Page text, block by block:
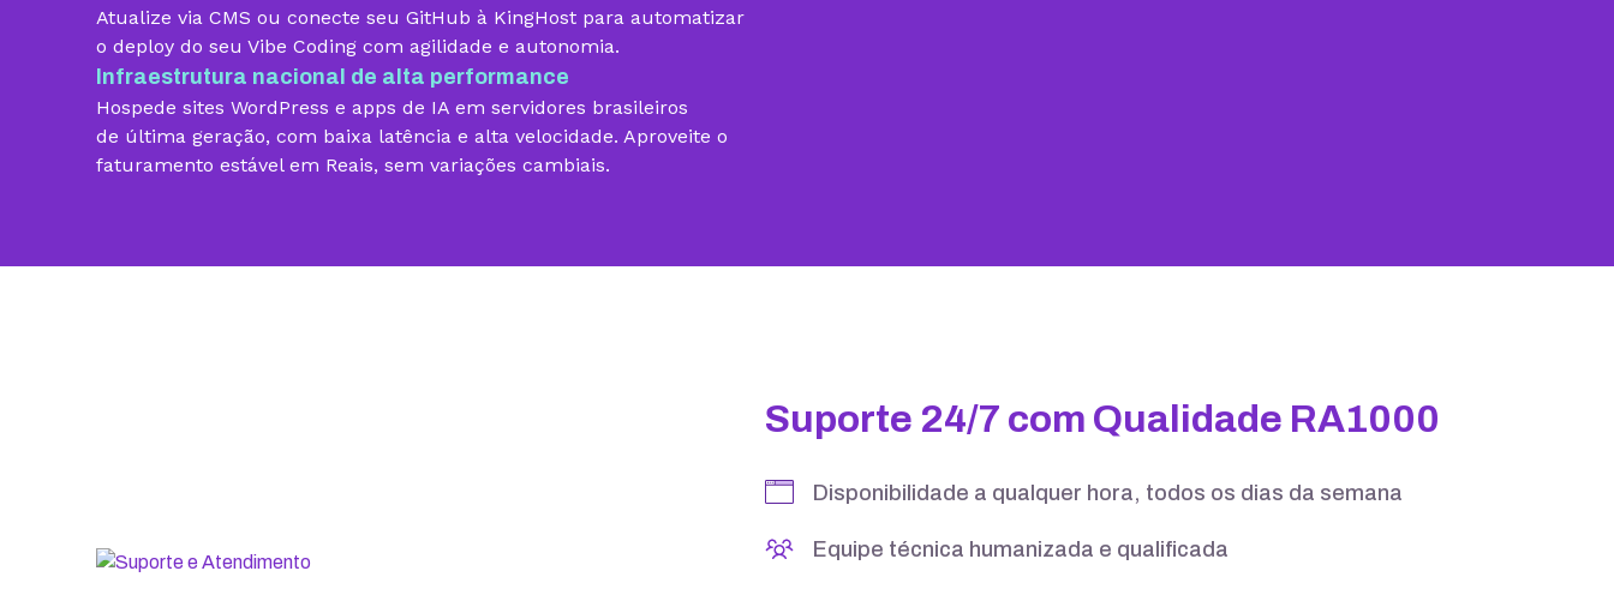
Migração grátis
Vibe Coding
Criador de Sites grátis
Segurança
Atualize via CMS ou conecte seu GitHub à KingHost para automatizar
o deploy do seu Vibe Coding com agilidade e autonomia.
Infraestrutura nacional de alta performance
Hospede sites WordPress e apps de IA em servidores brasileiros
de última geração, com baixa latência e alta velocidade. Aproveite o
faturamento estável em Reais, sem variações cambiais.
Suporte 24/7 com Qualidade RA1000
Disponibilidade a qualquer hora, todos os dias da semana
Equipe técnica humanizada e qualificada